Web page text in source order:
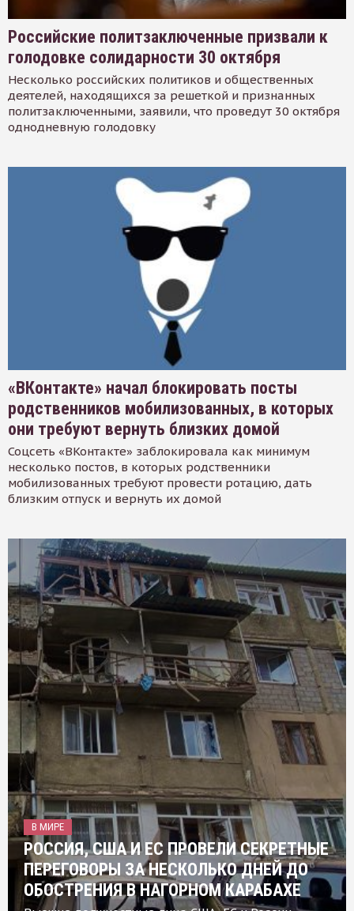
Российские политзаключенные призвали к
голодовке солидарности 30 октября
Несколько российских политиков и общественных
деятелей, находящихся за решеткой и признанных
политзаключенными, заявили, что проведут 30 октября
однодневную голодовку
«ВКонтакте» начал блокировать посты
родственников мобилизованных, в которых
они требуют вернуть близких домой
Соцсеть «ВКонтакте» заблокировала как минимум
несколько постов, в которых родственники
мобилизованных требуют провести ротацию, дать
близким отпуск и вернуть их домой
В МИРЕ
РОССИЯ, США И ЕС ПРОВЕЛИ СЕКРЕТНЫЕ
ПЕРЕГОВОРЫ ЗА НЕСКОЛЬКО ДНЕЙ ДО
ОБОСТРЕНИЯ В НАГОРНОМ КАРАБАХЕ